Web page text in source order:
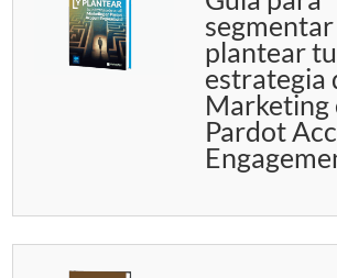
plantear tu
estrategia
Marketing
Pardot